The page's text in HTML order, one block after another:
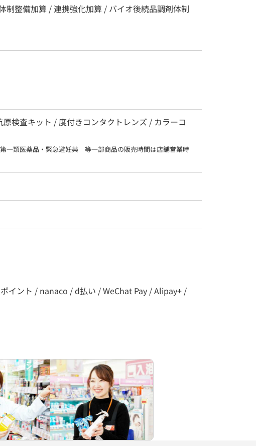
整備加算 / 連携強化加算 / バイオ後続品調剤体制
検査キット / 度付きコンタクトレンズ / カラーコ
類医薬品・緊急避妊薬　等一部商品の販売時間は店舗営業時
イント / nanaco / d払い / WeChat Pay / Alipay+ /